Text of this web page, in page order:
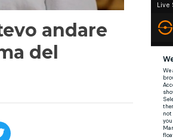
andare
del